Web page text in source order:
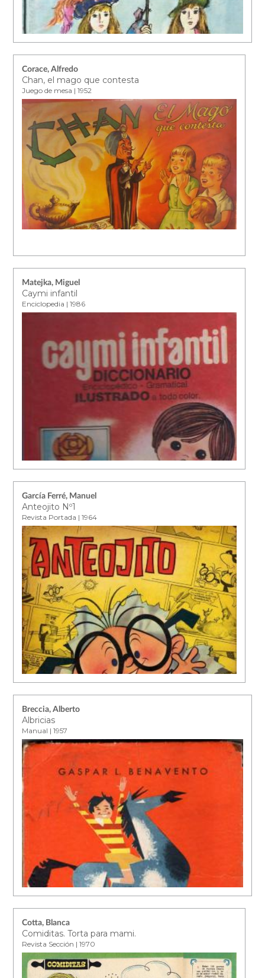
Corace, Alfredo
Chan, el mago que contesta
Juego de mesa | 1952
Matejka, Miguel
Caymi infantil
Enciclopedia | 1986
García Ferré, Manuel
Anteojito Nº1
Revista Portada | 1964
Breccia, Alberto
Albricias
Manual | 1957
Cotta, Blanca
Comiditas. Torta para mami.
Revista Sección | 1970